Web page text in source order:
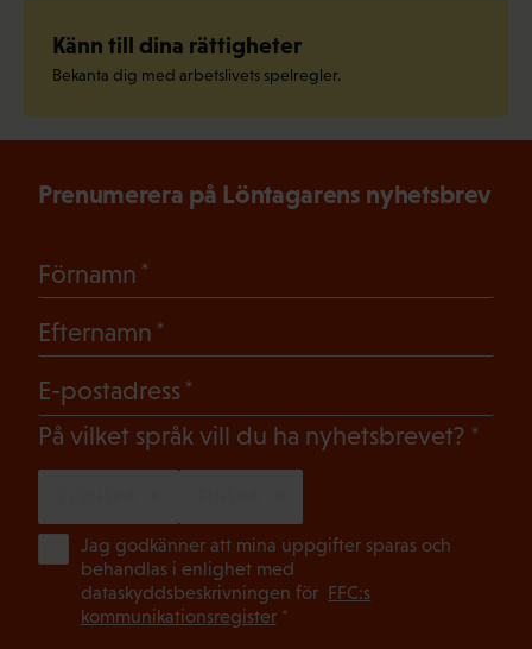
Känn till dina rättigheter
Bekanta dig med arbetslivets spelregler.
Prenumerera på Löntagarens nyhetsbrev
Förnamn
Efternamn
E-postadress
På vilket språk vill du ha nyhetsbrevet?
Jag godkänner att mina uppgifter sparas och
behandlas i enlighet med
dataskyddsbeskrivningen för FFC:s
kommunikationsregister*